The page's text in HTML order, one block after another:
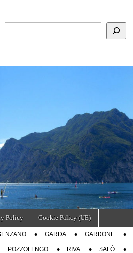
Policy Cookie Policy (UE)
GARDA GARDONE
POZZOLENGO RIVA SALÒ